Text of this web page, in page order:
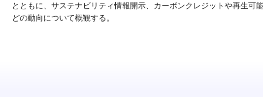
とともに、サステナビリティ情報開示、カーボンクレジットや再生可
どの動向について概観する。